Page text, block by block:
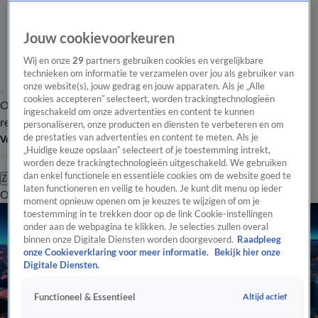
Overzicht Laatste nieuws Regionieuws Het beste van Hart
Tip de
redactie
Volg Hart van Nederland
Zoeken
OverzichtRegioUitzendingenWeerTip de redactiePanelVideo's
Jouw cookievoorkeuren
Wij en onze29 partners gebruiken cookies en vergelijkbare
technieken om informatie te verzamelen over jou als gebruiker van
onze website(s), jouw gedrag en jouw apparaten. Als je „Alle
cookies accepteren” selecteert, worden trackingtechnologieën
ingeschakeld om onze advertenties en content te kunnen
personaliseren, onze producten en diensten te verbeteren en om
de prestaties van advertenties en content te meten. Als je
„Huidige keuze opslaan” selecteert of je toestemming intrekt,
worden deze trackingtechnologieën uitgeschakeld. We gebruiken
dan enkel functionele en essentiële cookies om de website goed te
laten functioneren en veilig te houden. Je kunt dit menu op ieder
moment opnieuw openen om je keuzes te wijzigen of om je
toestemming in te trekken door op de link Cookie-instellingen
onder aan de webpagina te klikken. Je selecties zullen overal
binnen onze Digitale Diensten worden doorgevoerd. Raadpleeg
onze Cookieverklaring voor meer informatie.
Bekijk hier onze
Digitale Diensten.
Functioneel & Essentieel Altijd actief